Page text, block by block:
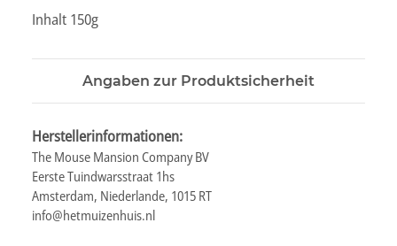
Inhalt 150g
Angaben zur Produktsicherheit
Herstellerinformationen:
The Mouse Mansion Company BV
Eerste Tuindwarsstraat 1hs
Amsterdam, Niederlande, 1015 RT
info@hetmuizenhuis.nl